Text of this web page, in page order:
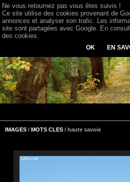
IMAGES / MOTS CLES / haute savoie
Ne vous retournez pas vous êtes suivis !
Ce site utilise des cookies provenant de
annonces et analyser son trafic. Les
site sont partagées avec Google. En
des cookies.
OK EN